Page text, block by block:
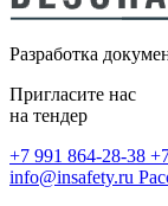
Разработка
Пригласите нас
на тендер
+7 991 864-28-38
info@insafety.ru
безопасности
Расчет
взрывопожарной
определение
Пожарный
Монтаж
(ВПВ)